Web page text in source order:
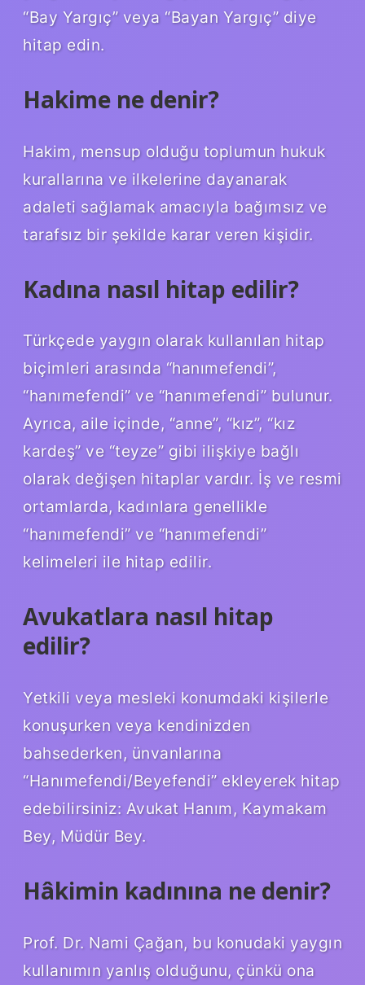
“Bay Yargıç” veya “Bayan Yargıç” diye
hitap edin.
Hakime ne denir?
Hakim, mensup olduğu toplumun hukuk
kurallarına ve ilkelerine dayanarak
adaleti sağlamak amacıyla bağımsız ve
tarafsız bir şekilde karar veren kişidir.
Kadına nasıl hitap edilir?
Türkçede yaygın olarak kullanılan hitap
biçimleri arasında “hanımefendi”,
“hanımefendi” ve “hanımefendi” bulunur.
Ayrıca, aile içinde, “anne”, “kız”, “kız
kardeş” ve “teyze” gibi ilişkiye bağlı
olarak değişen hitaplar vardır. İş ve resmi
ortamlarda, kadınlara genellikle
“hanımefendi” ve “hanımefendi”
kelimeleri ile hitap edilir.
Avukatlara nasıl hitap
edilir?
Yetkili veya mesleki konumdaki kişilerle
konuşurken veya kendinizden
bahsederken, ünvanlarına
“Hanımefendi/Beyefendi” ekleyerek hitap
edebilirsiniz: Avukat Hanım, Kaymakam
Bey, Müdür Bey.
Hâkimin kadınına ne denir?
Prof. Dr. Nami Çağan, bu konudaki yaygın
kullanımın yanlış olduğunu, çünkü ona